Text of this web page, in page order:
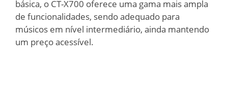
básica, o CT-X700 oferece uma gama mais ampla
de funcionalidades, sendo adequado para
músicos em nível intermediário, ainda mantendo
um preço acessível.